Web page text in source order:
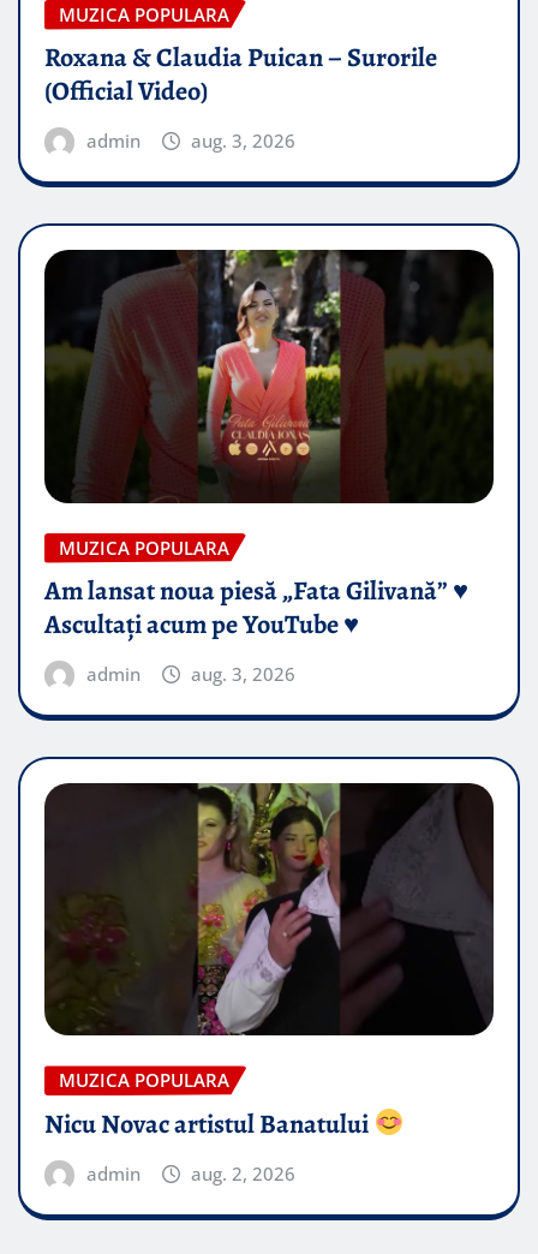
MUZICA POPULARA
Roxana & Claudia Puican – Surorile
(Official Video)
admin aug. 3, 2026
MUZICA POPULARA
Am lansat noua piesă „Fata Gilivană” ♥️
Ascultați acum pe YouTube ♥️
admin aug. 3, 2026
MUZICA POPULARA
Nicu Novac artistul Banatului
admin aug. 2, 2026